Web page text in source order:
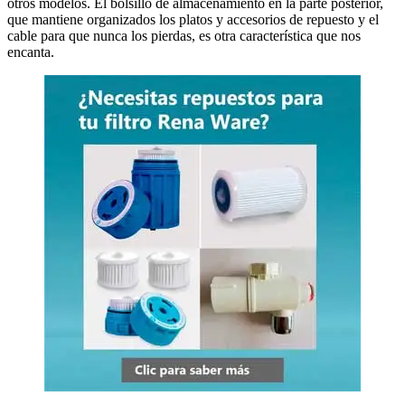
otros modelos. El bolsillo de almacenamiento en la parte posterior,
que mantiene organizados los platos y accesorios de repuesto y el
cable para que nunca los pierdas, es otra característica que nos
encanta.